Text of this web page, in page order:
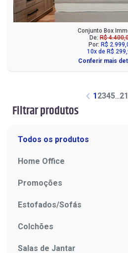
Filtrar produtos
Todos os produtos
Home Office
Promoções
Estofados/Sofás
Colchões
Salas de Jantar
Conjunto Box
De:R$
Por: R$
10x de R$
Conferir mais
1 2345...21